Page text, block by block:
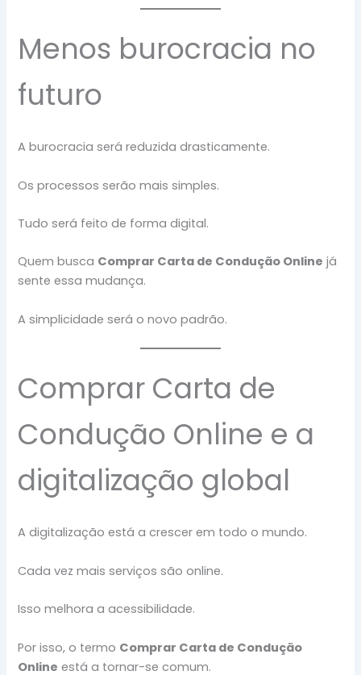
Menos burocracia no
futuro
A burocracia será reduzida drasticamente.
Os processos serão mais simples.
Tudo será feito de forma digital.
Quem busca Comprar Carta de Condução Online já
sente essa mudança.
A simplicidade será o novo padrão.
Comprar Carta de
Condução Online e a
digitalização global
A digitalização está a crescer em todo o mundo.
Cada vez mais serviços são online.
Isso melhora a acessibilidade.
Por isso, o termo Comprar Carta de Condução
Online está a tornar-se comum.